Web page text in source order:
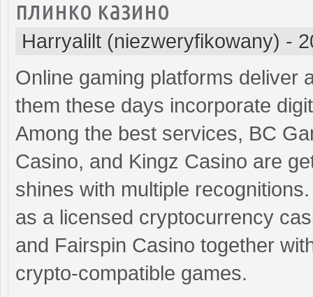
плинко казино
Harryalilt (niezweryfikowany) -
Online gaming platforms deliver
them these days incorporate
Among the best services, BC
Casino, and Kingz Casino are
shines with multiple
as a licensed cryptocurrency
and Fairspin Casino together
crypto-compatible games.